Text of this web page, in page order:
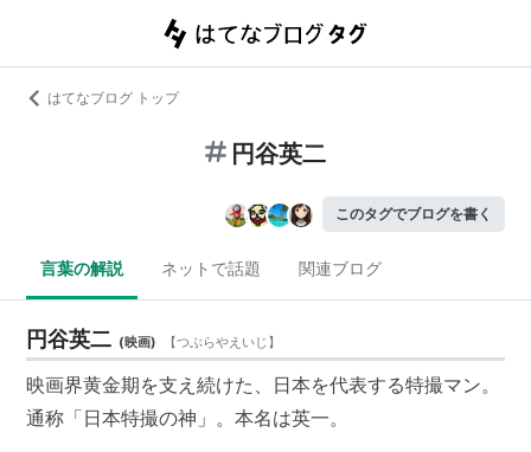
はてなブログ トップ
円谷英二
このタグでブログを書く
言葉の解説 ネットで話題 関連ブログ
円谷英二 (映画) 【つぶらやえいじ 】
映画界黄金期を支え続けた、日本を代表する特撮マン。
通称「日本特撮の神」。本名は英一。